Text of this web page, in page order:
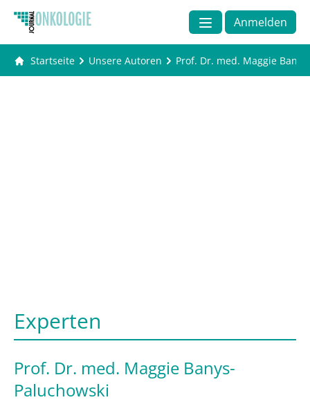
Anmelden
Startseite Unsere Autoren Prof. Dr. med. Maggie
Experten
Prof. Dr. med. Maggie Banys-
Paluchowski